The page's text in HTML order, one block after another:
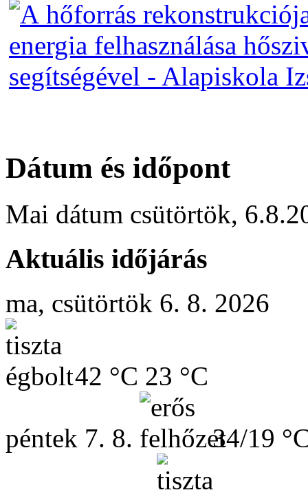
Dátum és időpont
Mai dátum csütörtök,
Aktuális időjárás
ma, csütörtök 6. 8. 2026
42 °C 23 °C
péntek 7. 8. 34/19